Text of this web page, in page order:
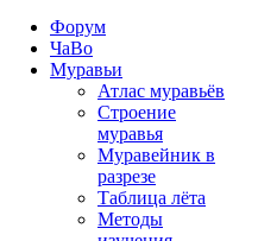
Форум
ЧаВо
Муравьи
Атлас муравьёв
Строение
муравья
Муравейник в
разрезе
Таблица лёта
Методы